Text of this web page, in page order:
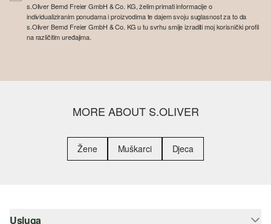
s.Oliver Bernd Freier GmbH & Co. KG, želim primati informacije o
individualiziranim ponudama i proizvodima te dajem svoju suglasnost za to da
s.Oliver Bernd Freier GmbH & Co. KG u tu svrhu smije izraditi moj korisnički profil
na različitim uređajima.
MORE ABOUT S.OLIVER
Žene Muškarci Djeca
Usluga